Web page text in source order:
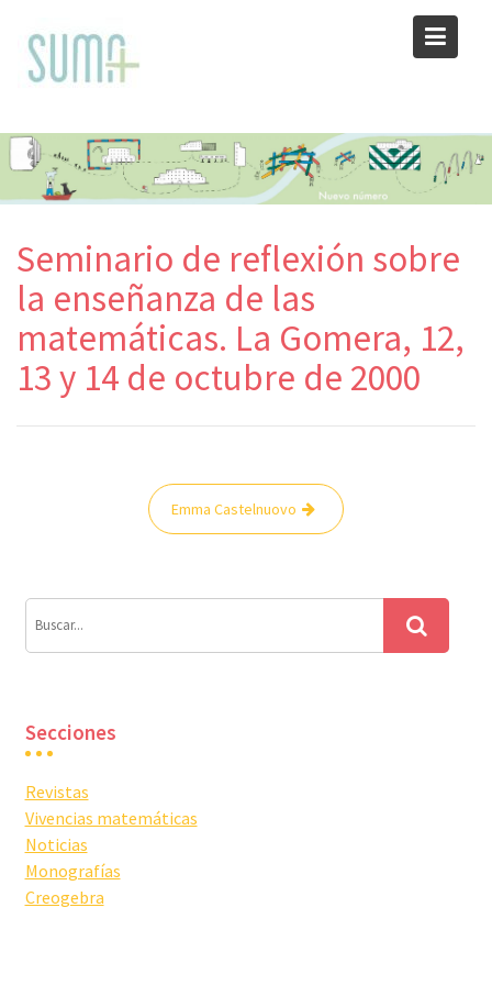
content
Seminario de reflexión sobre
la enseñanza de las
matemáticas. La Gomera, 12,
13 y 14 de octubre de 2000
Navegación
Emma Castelnuovo
Secciones
Revistas
Vivencias matemáticas
Noticias
Monografías
Creogebra